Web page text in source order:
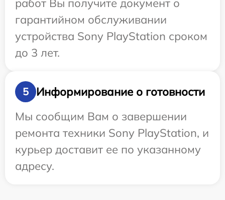
работ Вы получите документ о
гарантийном обслуживании
устройства Sony PlayStation сроком
до 3 лет.
5
Информирование о готовности
Мы сообщим Вам о завершении
ремонта техники Sony PlayStation, и
курьер доставит ее по указанному
адресу.